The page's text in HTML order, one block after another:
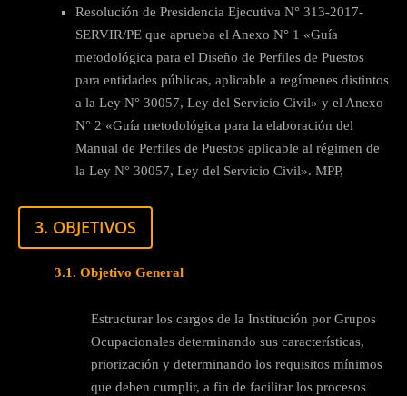
Resolución de Presidencia Ejecutiva N° 313-2017-
SERVIR/PE que aprueba el Anexo N° 1 «Guía
metodológica para el Diseño de Perfiles de Puestos
para entidades públicas, aplicable a regímenes distintos
a la Ley N° 30057, Ley del Servicio Civil» y el Anexo
N° 2 «Guía metodológica para la elaboración del
Manual de Perfiles de Puestos aplicable al régimen de
la Ley N° 30057, Ley del Servicio Civil». MPP,
3. OBJETIVOS
3.1. Objetivo General
Estructurar los cargos de la Institución por Grupos
Ocupacionales determinando sus características,
priorización y determinando los requisitos mínimos
que deben cumplir, a fin de facilitar los procesos